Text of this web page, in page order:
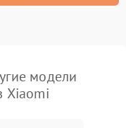
модели
Xiaomi